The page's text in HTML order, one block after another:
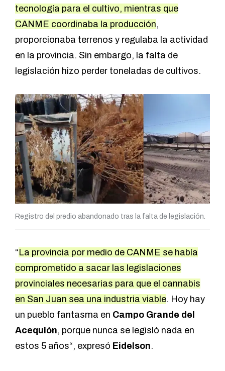
tecnología para el cultivo, mientras que
CANME coordinaba la producción,
proporcionaba terrenos y regulaba la actividad
en la provincia. Sin embargo, la falta de
legislación hizo perder toneladas de cultivos.
Registro del predio abandonado tras la falta de legislación.
“ La provincia por medio de CANME se había
comprometido a sacar las legislaciones
provinciales necesarias para que el cannabis
en San Juan sea una industria viable. Hoy hay
un pueblo fantasma en Campo Grande del
Acequión, porque nunca se legisló nada en
estos 5 años“, expresó Eidelson.